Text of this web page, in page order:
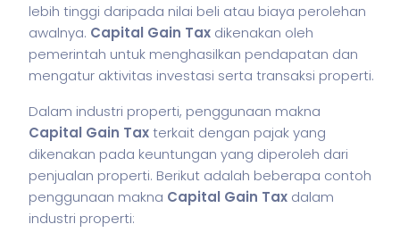
lebih tinggi daripada nilai beli atau biaya perolehan
awalnya. Capital Gain Tax dikenakan oleh
pemerintah untuk menghasilkan pendapatan dan
mengatur aktivitas investasi serta transaksi properti.
Dalam industri properti, penggunaan makna
Capital Gain Taxterkait dengan pajak yang
dikenakan pada keuntungan yang diperoleh dari
penjualan properti. Berikut adalah beberapa contoh
penggunaan makna Capital Gain Tax dalam
industri properti: